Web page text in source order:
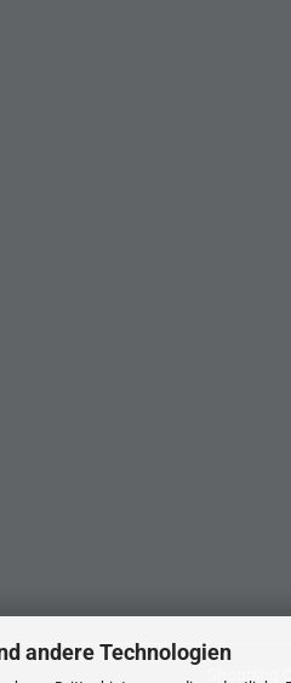
andere Technologien